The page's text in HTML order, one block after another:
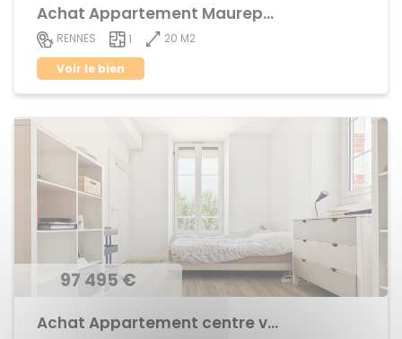
Achat Appartement Maurepas
RENNES 1
20 M2
Voir le bien
97 495 €
Achat Appartement centre ville